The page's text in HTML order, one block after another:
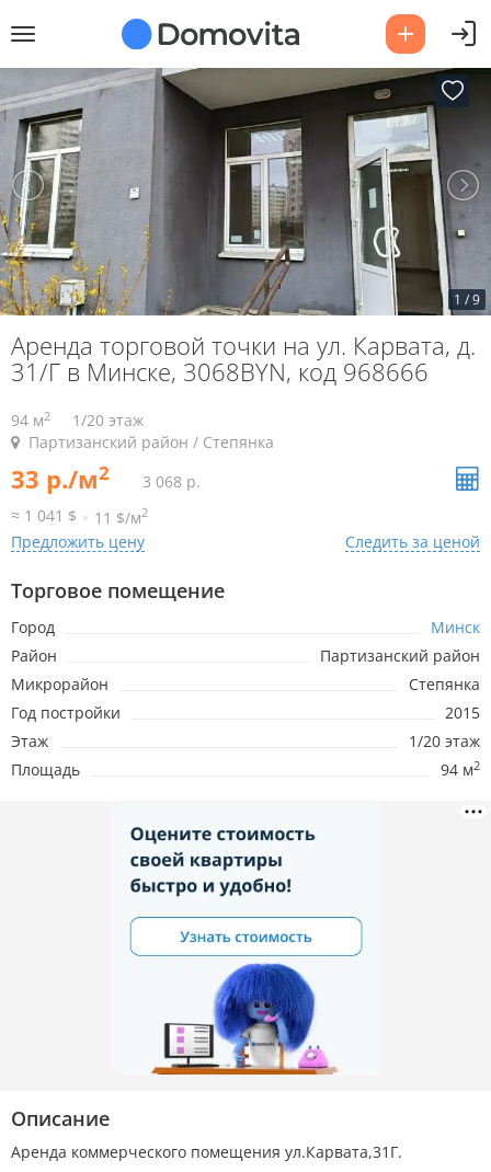
1 /9
Аренда торговой точки на ул. Карвата, д.
31/Г в Минске, 3068BYN, код 968666
94 м2
1/20 этаж
Партизанский район / Степянка
33 р./м2
3 068 р.
≈ 1 041 $
11 $/м2
Предложить цену Следить за ценой
Торговое помещение
Город
Минск
Район
Партизанский район
Микрорайон
Степянка
Год постройки
2015
Этаж
1/20 этаж
Площадь
94 м2
Описание
Аренда коммерческого помещения ул.Карвата,31Г.